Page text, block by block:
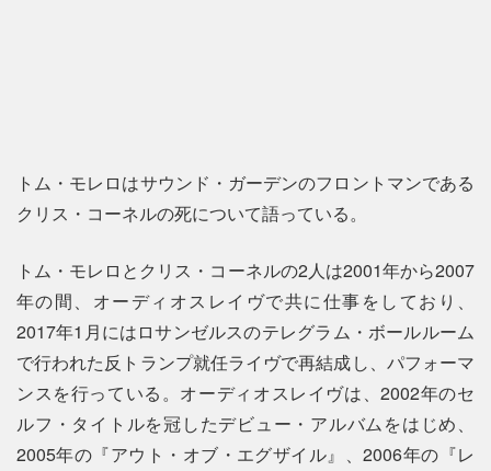
トム・モレロはサウンド・ガーデンのフロントマンである
クリス・コーネルの死について語っている。
トム・モレロとクリス・コーネルの2人は2001年から2007
年の間、オーディオスレイヴで共に仕事をしており、
2017年1月にはロサンゼルスのテレグラム・ボールルーム
で行われた反トランプ就任ライヴで再結成し、パフォーマ
ンスを行っている。オーディオスレイヴは、2002年のセ
ルフ・タイトルを冠したデビュー・アルバムをはじめ、
2005年の『アウト・オブ・エグザイル』、2006年の『レ